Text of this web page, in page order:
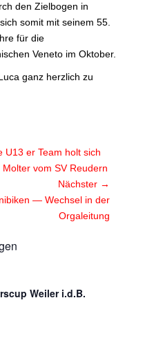
den Zielbogen in
somit mit seinem 55.
für die
Veneto im Oktober.
ganz herzlich zu
U13 er Team holt sich
vom SV Reudern
Nächster →
— Wechsel in der
Orgaleitung
Weiler i.d.B.